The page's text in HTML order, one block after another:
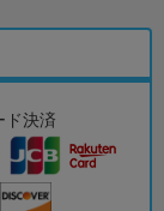
ド決済